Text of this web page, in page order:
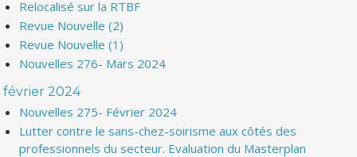
Relocalisé sur la RTBF
Revue Nouvelle (2)
Revue Nouvelle (1)
Nouvelles 276- Mars 2024
février 2024
Nouvelles 275- Février 2024
Lutter contre le sans-chez-soirisme aux côtés des
professionnels du secteur. Evaluation du Masterplan